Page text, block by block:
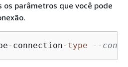
parâmetros que você pode
connection- type --